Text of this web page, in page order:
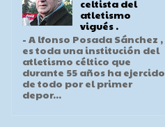
celtista del
atletismo
vigués .
- A lfonso Posada Sánchez ,
es toda una institución del
atletismo céltico que
durante 55 años ha ejercido
de todo por el primer
depor...